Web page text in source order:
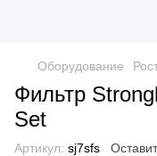
Оборудование
Фильтр
Set
Артикул: sj7sfs